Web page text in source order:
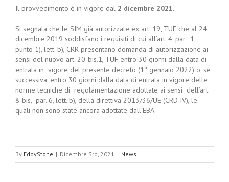
Il provvedimento è in vigore dal 2 dicembre 2021.
Si segnala che le SIM già autorizzate ex art. 19, TUF che al 24
dicembre 2019 soddisfano i requisiti di cui all’art. 4, par. 1,
punto 1), lett. b), CRR presentano domanda di autorizzazione ai
sensi del nuovo art. 20-bis.1, TUF entro 30 giorni dalla data di
entrata in vigore del presente decreto (1° gennaio 2022) o, se
successiva, entro 30 giorni dalla data di entrata in vigore delle
norme tecniche di regolamentazione adottate ai sensi dell’art.
8-bis, par. 6, lett. b), della direttiva 2013/36/UE (CRD IV), le
quali non sono state ancora adottate dall’EBA.
By EddyStone | Dicembre 3rd, 2021 | News |